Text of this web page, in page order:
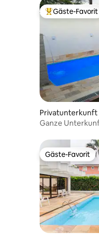
Beliebter
Gäste-Favorit
Privatunterkunft
Ganze
Gäste-Favorit
Gäste-Favorit